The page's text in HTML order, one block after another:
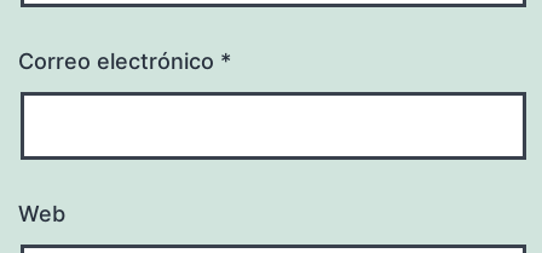
Correo electrónico *
Web